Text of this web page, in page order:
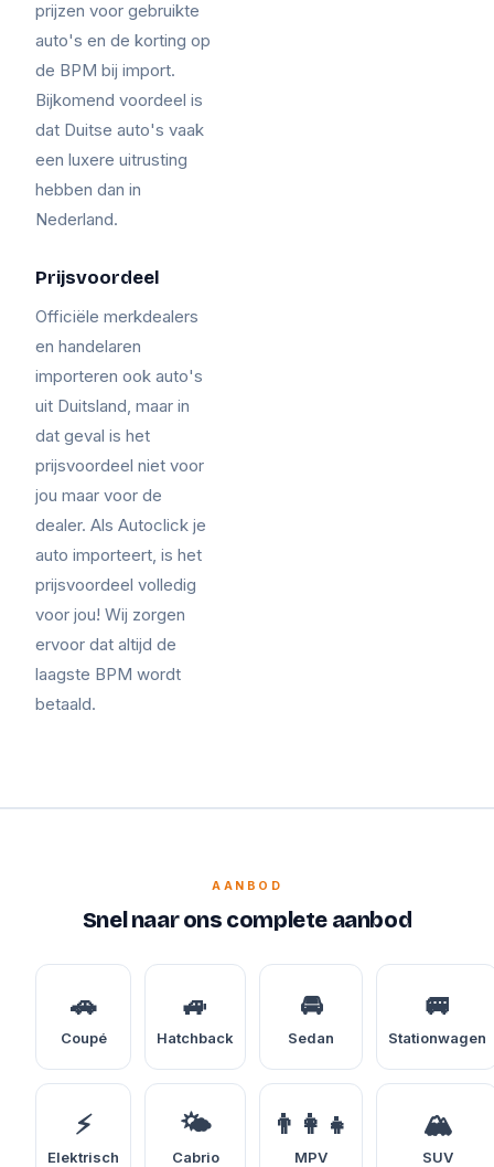
prijzen voor gebruikte
auto's en de korting op
de BPM bij import.
Bijkomend voordeel is
dat Duitse auto's vaak
een luxere uitrusting
hebben dan in
Nederland.
Prijsvoordeel
Officiële merkdealers
en handelaren
importeren ook auto's
uit Duitsland, maar in
dat geval is het
prijsvoordeel niet voor
jou maar voor de
dealer. Als Autoclick je
auto importeert, is het
prijsvoordeel volledig
voor jou! Wij zorgen
ervoor dat altijd de
laagste BPM wordt
betaald.
AANBOD
Snel naar ons complete aanbod
🚗
Coupé
🚙
Hatchback
🚘
Sedan
🚐
Stationwagen
⚡
Elektrisch
🌤️
Cabrio
👨‍👩‍👧
MPV
🏔️
SUV